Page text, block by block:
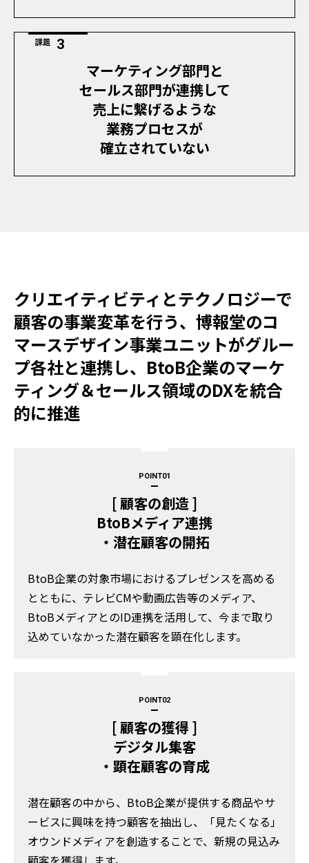
課題
マーケティング部門と
セールス部門が連携して
売上に繋げるような
業務プロセスが
確立されていない
クリエイティビティとテクノロジーで
顧客の事業変革を行う、博報堂のコ
マースデザイン事業ユニットがグルー
プ各社と連携し、BtoB企業のマーケ
ティング＆セールス領域のDXを統合
的に推進​
POINT
[ 顧客の創造 ]
BtoBメディア連携
・潜在顧客の開拓​
BtoB企業の対象市場におけるプレゼンスを高める
とともに、テレビCMや動画広告等のメディア、
BtoBメディアとのID連携を活用して、今まで取り
込めていなかった潜在顧客を顕在化します。​
POINT
[ 顧客の獲得 ]
デジタル集客
・顕在顧客の育成
潜在顧客の中から、BtoB企業が提供する商品やサ
ービスに興味を持つ顧客を抽出し、「見たくなる」
オウンドメディアを創造することで、新規の見込み